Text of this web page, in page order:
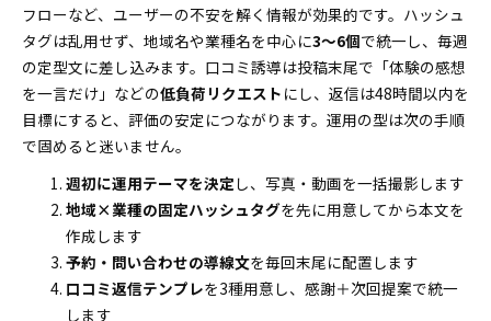
フローなど、ユーザーの不安を解く情報が効果的です。ハッシュ
タグは乱用せず、地域名や業種名を中心に3〜6個で統一し、毎週
の定型文に差し込みます。口コミ誘導は投稿末尾で「体験の感想
を一言だけ」などの低負荷リクエスト にし、返信は48時間以内を
目標にすると、評価の安定につながります。運用の型は次の手順
で固めると迷いません。
週初に運用テーマを決定し、写真・動画を一括撮影します
地域×業種の固定ハッシュタグを先に用意してから本文を
作成します
予約・問い合わせの導線文を毎回末尾に配置します
口コミ返信テンプレを3種用意し、感謝＋次回提案で統一
します